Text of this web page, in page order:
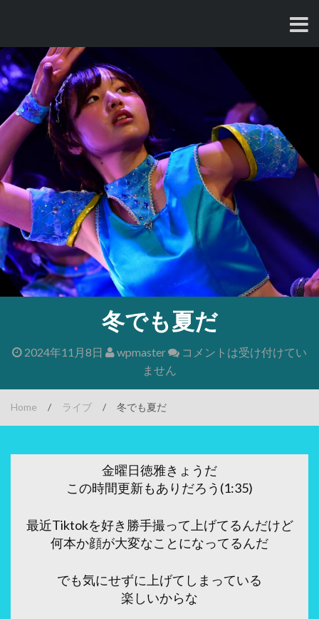
テ
ン
ツ
へ
ス
キ
ッ
プ
冬でも夏だ
2024年11月8日 wpmaster
コメントは受け付けてい
ません
Home / ライブ / 冬でも夏だ
金曜日徳雅きょうだ
この時間更新もありだろう(1:35)
最近Tiktokを好き勝手撮って上げてるんだけど
何本か顔が大変なことになってるんだ
でも気にせずに上げてしまっている
楽しいからな